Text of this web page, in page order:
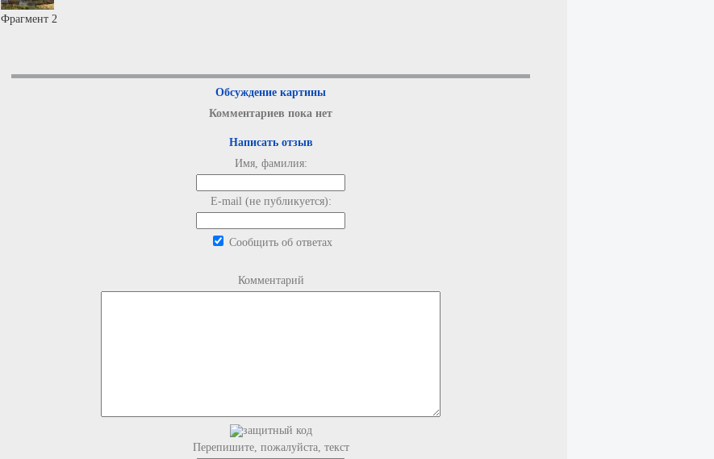
Фрагмент 2
Обсуждение картины
Комментариев пока нет
Написать отзыв
Имя, фамилия:
E-mail (не публикуется):
Сообщить об ответах
Комментарий
Перепишите, пожалуйста, текст